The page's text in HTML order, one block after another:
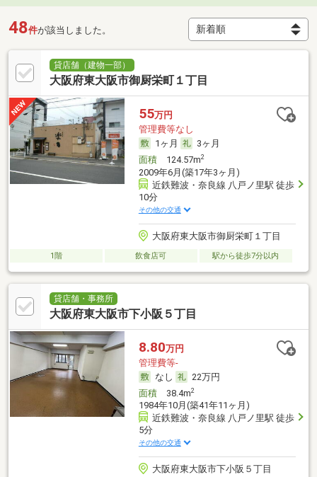
48件が該当しました。
貸店舗（建物一部）
大阪府東大阪市御厨栄町１丁目
55万円
管理費等なし
1ヶ月
3ヶ月
面積124.57m2
2009年6月(築17年3ヶ月)
近鉄難波・奈良線 八戸ノ里駅 徒歩
10分
その他の交通
大阪府東大阪市御厨栄町１丁目
1階 飲食店可 駅から徒歩7分以内
貸店舗・事務所
大阪府東大阪市下小阪５丁目
8.80万円
管理費等-
なし
22万円
面積38.4m2
1984年10月(築41年11ヶ月)
近鉄難波・奈良線 八戸ノ里駅 徒歩
5分
その他の交通
大阪府東大阪市下小阪５丁目